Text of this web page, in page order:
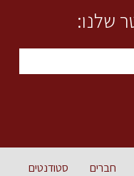
שלנו:
חברים
סטודנטים